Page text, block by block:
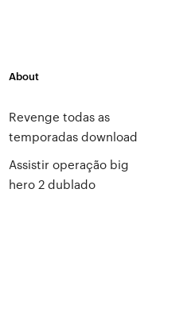
About
Revenge todas as
temporadas download
Assistir operação big
hero 2 dublado